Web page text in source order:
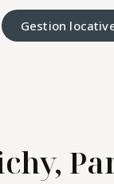
Gestion